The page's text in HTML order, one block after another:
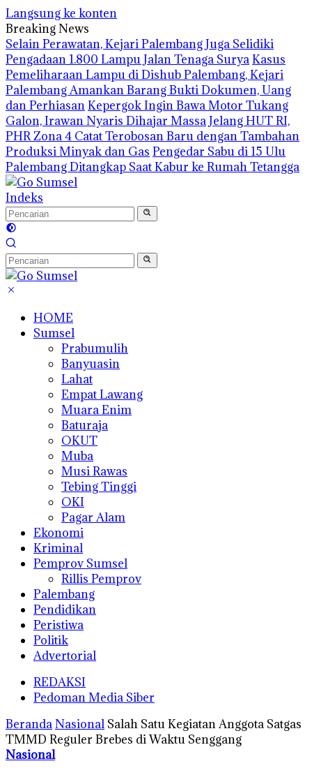
Langsung ke konten
Breaking News
Selain Perawatan, Kejari Palembang Juga Selidiki
Pengadaan 1.800 Lampu Jalan Tenaga SuryaKasus
Pemeliharaan Lampu di Dishub Palembang, Kejari
Palembang Amankan Barang Bukti Dokumen, Uang
dan PerhiasanKepergok Ingin Bawa Motor Tukang
Galon, Irawan Nyaris Dihajar MassaJelang HUT RI,
PHR Zona 4 Catat Terobosan Baru dengan Tambahan
Produksi Minyak dan Gas Pengedar Sabu di 15 Ulu
Palembang Ditangkap Saat Kabur ke Rumah Tetangga
Indeks
HOME
Sumsel
Prabumulih
Banyuasin
Lahat
Empat Lawang
Muara Enim
Baturaja
OKUT
Muba
Musi Rawas
Tebing Tinggi
OKI
Pagar Alam
Ekonomi
Kriminal
Pemprov Sumsel
Rillis Pemprov
Palembang
Pendidikan
Peristiwa
Politik
Advertorial
REDAKSI
Pedoman Media Siber
BerandaNasional Salah Satu Kegiatan Anggota Satgas
TMMD Reguler Brebes di Waktu Senggang
Nasional